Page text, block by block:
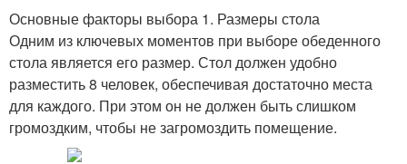
Основные факторы выбора 1. Размеры стола
Одним из ключевых моментов при выборе обеденного
стола является его размер. Стол должен удобно
разместить 8 человек, обеспечивая достаточно места
для каждого. При этом он не должен быть слишком
громоздким, чтобы не загромоздить помещение.